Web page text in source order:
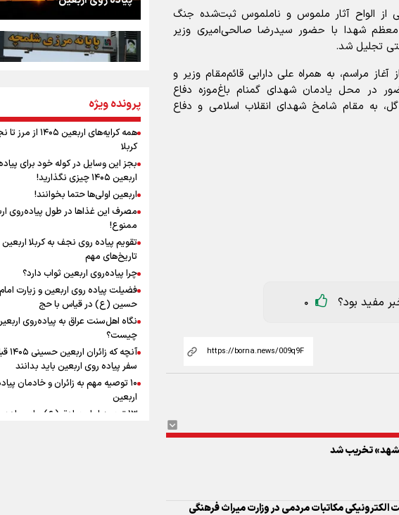
از الواح آثار ملموس و ناملموس ثبت‌شده جنگ
شهدا با حضور سیدرضا صالحی‌امیری وزیر
تجلیل شد.
مراسم، به همراه علی دارابی قائم‌مقام وزیر و
در محل یادمان شهدای گمنام باغ‌موزه دفاع
به مقام شامخ شهدای انقلاب اسلامی و دفاع
تخریب شد
تهران رفتند»
سه حسرتی که به
نگاه تمدنی رهبر
فضای مجازی
رابطه کارگر و کارفرما
به زوجیت
اینفو برنا / جدول کامل فاصله
شلمچه تا شهرهای زیارتی عراق
اینفو برنا/ میزان مالیات بر ارزش
افزوده چقدر است؟
اینفوبرنا/ سقف معافیت مالیاتی
حقوق کارکنان دولت و
در بودجه ۱۴۰۵ چقدر است؟
پرونده ویژه
همه کرایه‌های اربعین ۱۴۰۵
کربلا
بجز این وسایل در کوله خود برای
اربعین ۱۴۰۵ چیزی نگذارید!
اربعین اولی‌ها حتما بخوانند!
مصرف این غذاها در طول پیاده‌روی
ممنوع!
تاریخ‌های مهم
چرا پیاده‌روی اربعین ثواب دارد؟
فضیلت پیاده روی اربعین و زیارت امام
حسین (ع) در قیاس با حج
نگاه اهل‌سنت عراق به پیاده‌روی
چیست؟
آنچه که
سفر پیاده روی اربعین باید بدانند
۱۰ توصیه مهم به زائران و خادمان
اربعین
۱۳ توصیه امام صادق (ع) برای